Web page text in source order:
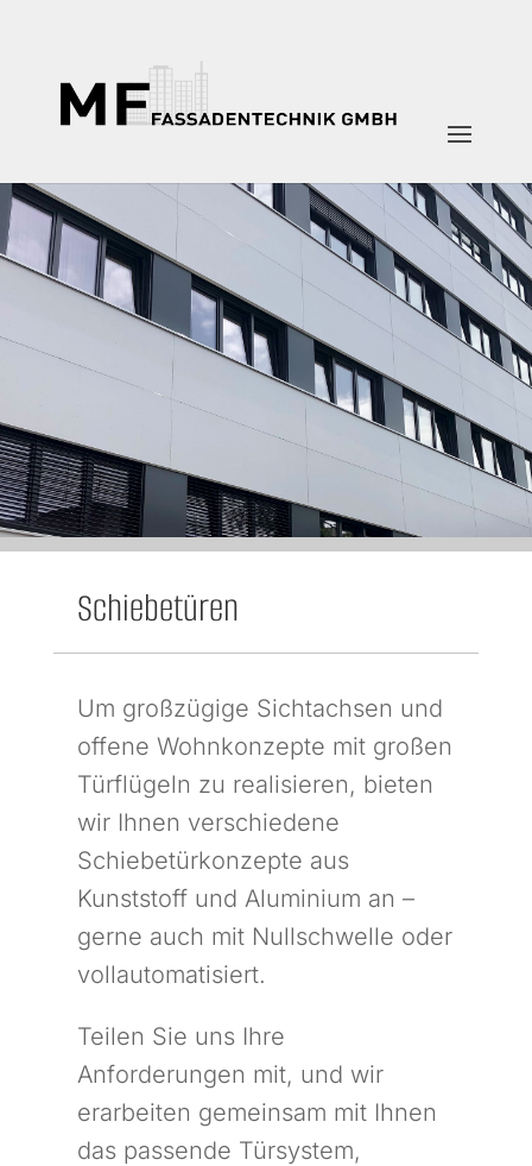
Schiebetüren
Um großzügige Sichtachsen und
offene Wohnkonzepte mit großen
Türflügeln zu realisieren, bieten
wir Ihnen verschiedene
Schiebetürkonzepte aus
Kunststoff und Aluminium an –
gerne auch mit Nullschwelle oder
vollautomatisiert.
Teilen Sie uns Ihre
Anforderungen mit, und wir
erarbeiten gemeinsam mit Ihnen
das passende Türsystem,